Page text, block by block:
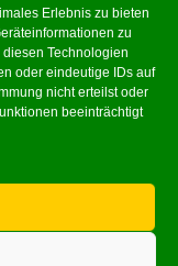
Erlebnis zu bieten
zu
Technologien
oder eindeutige IDs auf
nicht erteilst oder
beeinträchtigt